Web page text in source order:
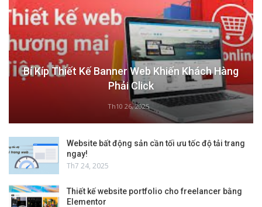
Bí Kíp Thiết Kế Banner Web Khiến Khách Hàng
Phải Click
Th10 26, 2025
Website bất động sản cần tối ưu tốc độ tải trang
ngay!
Th7 24, 2025
Thiết kế website portfolio cho freelancer bằng
Elementor